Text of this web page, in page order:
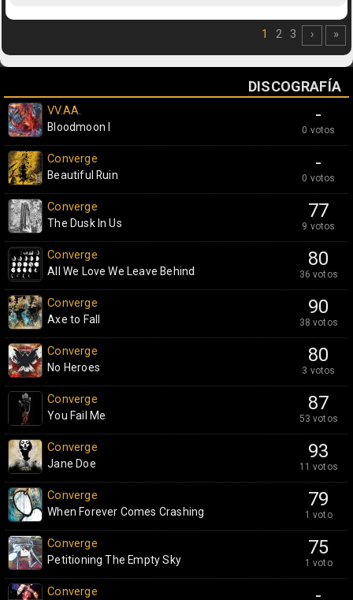
1 2 3 › »
DISCOGRAFÍA
-
0 votos
VV.AA.
Bloodmoon I
-
0 votos
Converge
Beautiful Ruin
77
9 votos
Converge
The Dusk In Us
80
36 votos
Converge
All We Love We Leave Behind
90
38 votos
Converge
Axe to Fall
80
3 votos
Converge
No Heroes
87
53 votos
Converge
You Fail Me
93
11 votos
Converge
Jane Doe
79
1 voto
Converge
When Forever Comes Crashing
75
1 voto
Converge
Petitioning The Empty Sky
-
Converge